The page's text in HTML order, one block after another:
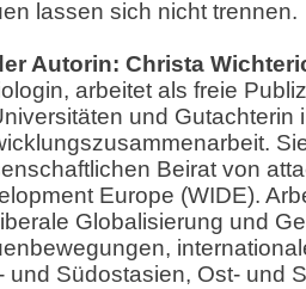
lassen sich nicht trennen.
Autorin: Christa
arbeitet als freie
und Gutachterin
Beirat von
Europe (WIDE).
Globalisierung und
und Südostasien, Ost- und